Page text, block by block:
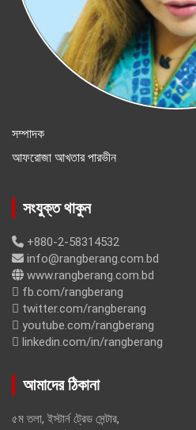
সম্পাদক
আফরোজা আখতার পারভীন
সংযুক্ত থাকুন
+880-2-58314532
info@rangberang.com.bd
www.rangberang.com.bd
fb.com/rangberang
twitter.com/rangberang
youtube.com/rangberang
linkedin.com/in/rangberang
আমাদের ঠিকানা
৫ম তলা, ইস্টার্ন ট্রেড সেন্টার,